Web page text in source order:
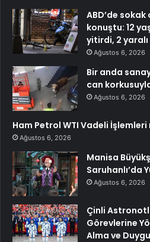
ABD’de
konuştu: 12
yitirdi, 2 yaralı
Ağustos 6, 2026
Bir anda
can
Ağustos 6, 2026
Ham Petrol WTI Vadeli
Ağustos 6, 2026
Manisa
Saruhanlı’da
Ağustos 6, 2026
Çinli
Görevlerine
Alma ve